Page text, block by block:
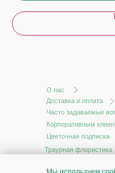
О нас
Доставка и оплата
Часто задаваемые
Корпоративным
Цветочная подписка
ИП Моисеев А.В.
Траурная флористика